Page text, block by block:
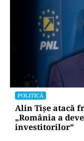
POLITICĂ
Alin Tișe atacă
„România a
investitorilor”